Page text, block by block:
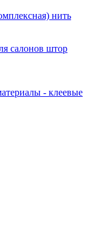
нить
салонов штор
- клеевые